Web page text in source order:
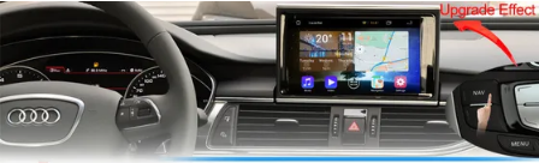
NOUVELLES
CAS